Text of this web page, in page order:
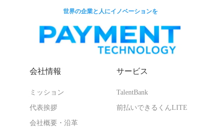
世界の企業と人にイノベーションを
会社情報
ミッション
代表挨拶
会社概要・沿革
サービス
TalentBank
前払いできるくんLITE